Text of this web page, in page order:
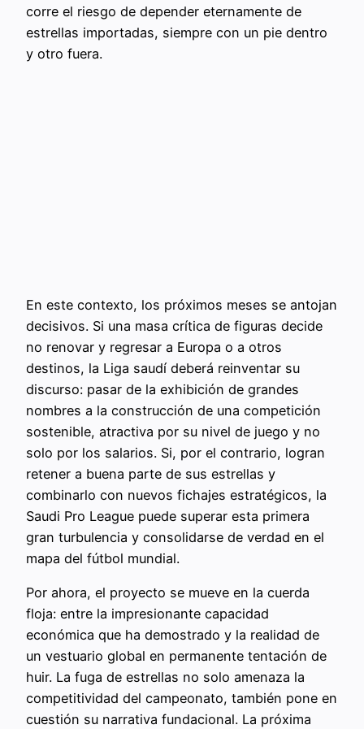
corre el riesgo de depender eternamente de
estrellas importadas, siempre con un pie dentro
y otro fuera.
En este contexto, los próximos meses se antojan
decisivos. Si una masa crítica de figuras decide
no renovar y regresar a Europa o a otros
destinos, la Liga saudí deberá reinventar su
discurso: pasar de la exhibición de grandes
nombres a la construcción de una competición
sostenible, atractiva por su nivel de juego y no
solo por los salarios. Si, por el contrario, logran
retener a buena parte de sus estrellas y
combinarlo con nuevos fichajes estratégicos, la
Saudi Pro League puede superar esta primera
gran turbulencia y consolidarse de verdad en el
mapa del fútbol mundial.
Por ahora, el proyecto se mueve en la cuerda
floja: entre la impresionante capacidad
económica que ha demostrado y la realidad de
un vestuario global en permanente tentación de
huir. La fuga de estrellas no solo amenaza la
competitividad del campeonato, también pone en
cuestión su narrativa fundacional. La próxima